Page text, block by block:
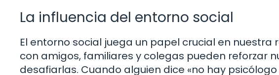
La influencia del entorno social
El entorno social juega un papel crucial en
con amigos, familiares y colegas pueden reforzar
desafiarlas. Cuando alguien dice «no hay